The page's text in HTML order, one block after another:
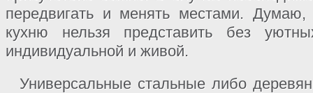
передвигать и менять местами.
кухню нельзя представить без
индивидуальной и живой.
Универсальные стальные либо